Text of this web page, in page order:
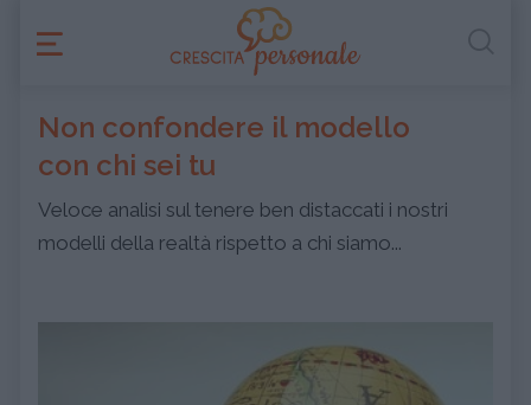
Non confondere il modello
con chi sei tu
Veloce analisi sul tenere ben distaccati i nostri
modelli della realtà rispetto a chi siamo...